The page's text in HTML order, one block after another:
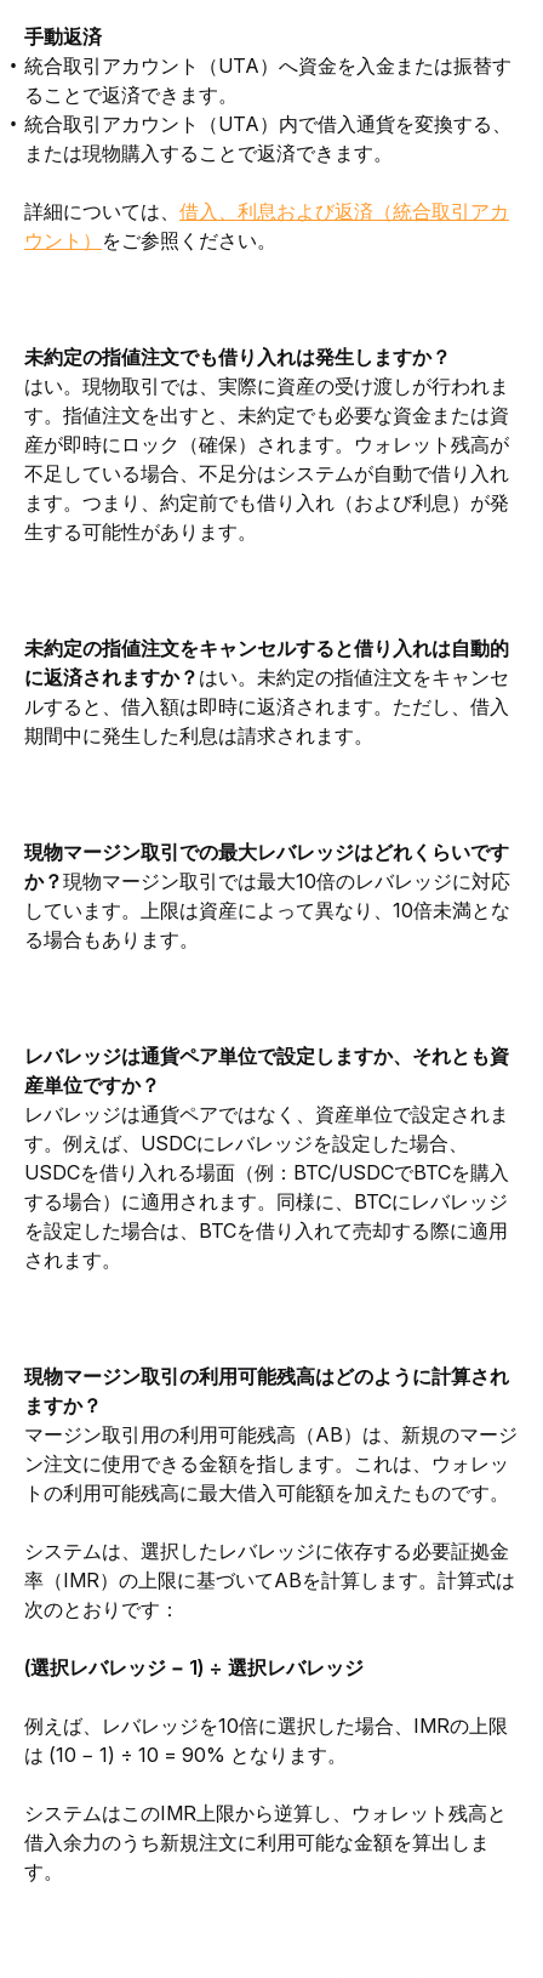
手動返済
統合取引アカウント（UTA）へ資金を入金または振替す
ることで返済できます。
統合取引アカウント（UTA）内で借入通貨を変換する、
または現物購入することで返済できます。
詳細については、 借入、利息および返済（統合取引アカ
ウント） をご参照ください。
未約定の指値注文でも借り入れは発生しますか？
はい。現物取引では、実際に資産の受け渡しが行われま
す。指値注文を出すと、未約定でも必要な資金または資
産が即時にロック（確保）されます。ウォレット残高が
不足している場合、不足分はシステムが自動で借り入れ
ます。つまり、約定前でも借り入れ（および利息）が発
生する可能性があります。
未約定の指値注文をキャンセルすると借り入れは自動的
に返済されますか？ はい。未約定の指値注文をキャンセ
ルすると、借入額は即時に返済されます。ただし、借入
期間中に発生した利息は請求されます。
現物マージン取引での最大レバレッジはどれくらいです
か？現物マージン取引では最大10倍のレバレッジに対応
しています。上限は資産によって異なり、10倍未満とな
る場合もあります。
レバレッジは通貨ペア単位で設定しますか、それとも資
産単位ですか？
レバレッジは通貨ペアではなく、資産単位で設定されま
す。例えば、USDCにレバレッジを設定した場合、
USDCを借り入れる場面（例：BTC/USDCでBTCを購入
する場合）に適用されます。同様に、BTCにレバレッジ
を設定した場合は、BTCを借り入れて売却する際に適用
されます。
現物マージン取引の利用可能残高はどのように計算され
ますか？
マージン取引用の利用可能残高（AB）は、新規のマージ
ン注文に使用できる金額を指します。これは、ウォレッ
トの利用可能残高に最大借入可能額を加えたものです。
システムは、選択したレバレッジに依存する必要証拠金
率（IMR）の上限に基づいてABを計算します。計算式は
次のとおりです：
(選択レバレッジ − 1) ÷ 選択レバレッジ
例えば、レバレッジを10倍に選択した場合、IMRの上限
は (10 − 1) ÷ 10 = 90% となります。
システムはこのIMR上限から逆算し、ウォレット残高と
借入余力のうち新規注文に利用可能な金額を算出しま
す。